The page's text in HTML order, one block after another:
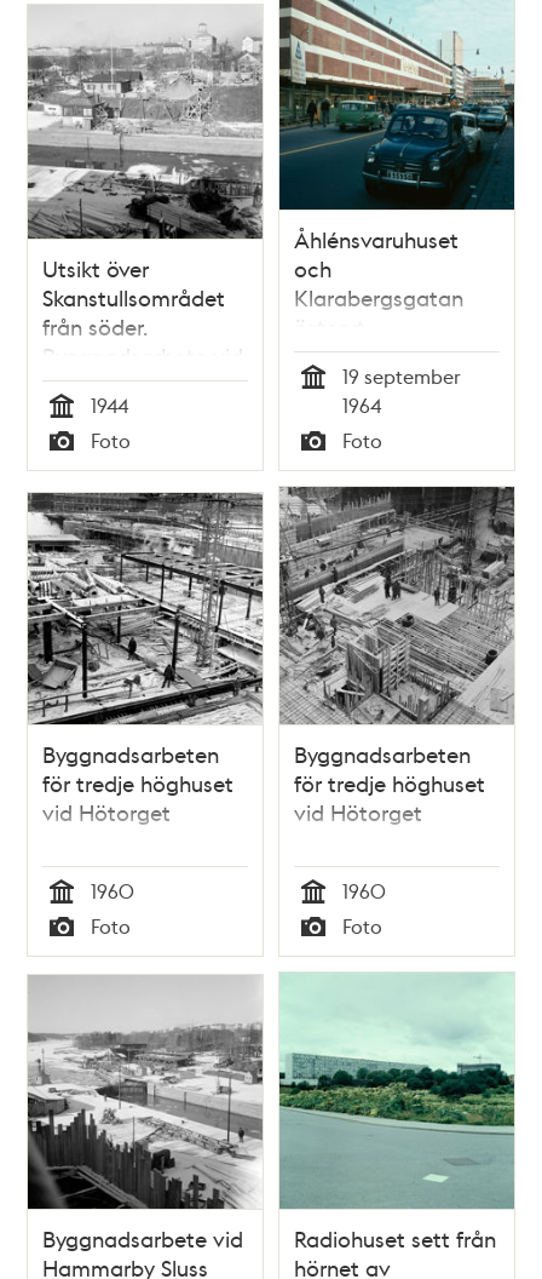
Utsikt över
Skanstullsområdet
från söder.
Byggnadsarbete vid
Hammarby Sluss
Tid
1944
Typ
Foto
Åhlénsvaruhuset
och
Klarabergsgatan
österut.
Byggnadsarbeten i
kv. Hästskon
19 september
1964
Typ
Foto
Byggnadsarbeten
för tredje höghuset
vid Hötorget
Tid
1960
Typ
Foto
Byggnadsarbeten
för tredje höghuset
vid Hötorget
Tid
1960
Typ
Foto
Byggnadsarbete vid
Hammarby Sluss
Radiohuset sett från
hörnet av